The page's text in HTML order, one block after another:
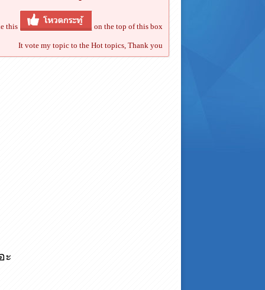
this on the top of this box
It vote my topic to the Hot topics, Thank you
ะ